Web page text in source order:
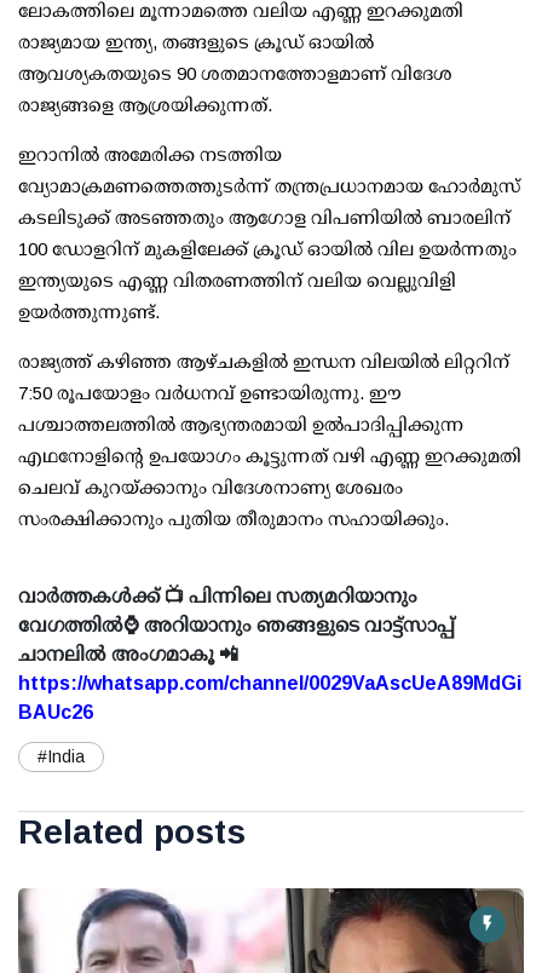
ലോകത്തിലെ മൂന്നാമത്തെ വലിയ എണ്ണ ഇറക്കുമതി
രാജ്യമായ ഇന്ത്യ, തങ്ങളുടെ ക്രൂഡ് ഓയില്‍
ആവശ്യകതയുടെ 90 ശതമാനത്തോളമാണ് വിദേശ
രാജ്യങ്ങളെ ആശ്രയിക്കുന്നത്.
ഇറാനില്‍ അമേരിക്ക നടത്തിയ
വ്യോമാക്രമണത്തെത്തുടര്‍ന്ന് തന്ത്രപ്രധാനമായ ഹോര്‍മുസ്
കടലിടുക്ക് അടഞ്ഞതും ആഗോള വിപണിയില്‍ ബാരലിന്
100 ഡോളറിന് മുകളിലേക്ക് ക്രൂഡ് ഓയില്‍ വില ഉയര്‍ന്നതും
ഇന്ത്യയുടെ എണ്ണ വിതരണത്തിന് വലിയ വെല്ലുവിളി
ഉയര്‍ത്തുന്നുണ്ട്.
രാജ്യത്ത് കഴിഞ്ഞ ആഴ്ചകളില്‍ ഇന്ധന വിലയില്‍ ലിറ്ററിന്
7:50 രൂപയോളം വര്‍ധനവ് ഉണ്ടായിരുന്നു. ഈ
പശ്ചാത്തലത്തില്‍ ആഭ്യന്തരമായി ഉല്‍പാദിപ്പിക്കുന്ന
എഥനോളിന്റെ ഉപയോഗം കൂട്ടുന്നത് വഴി എണ്ണ ഇറക്കുമതി
ചെലവ് കുറയ്ക്കാനും വിദേശനാണ്യ ശേഖരം
സംരക്ഷിക്കാനും പുതിയ തീരുമാനം സഹായിക്കും.
വാർത്തകൾക്ക് 📺 പിന്നിലെ സത്യമറിയാനും
വേഗത്തിൽ⌚ അറിയാനും ഞങ്ങളുടെ വാട്ട്സാപ്പ്
ചാനലിൽ അംഗമാകൂ 📲
https://whatsapp.com/channel/0029VaAscUeA89MdGi
BAUc26
#India
Related posts